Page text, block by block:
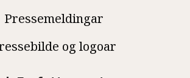
Pressemeldingar
og logoar